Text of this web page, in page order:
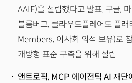
AAIF)⁠을 설립했다고 발표. 구글,
블룸버그, 클라우드플레어도 플
Members, 이사회 의석 보유)로
개방형 표준 구축을 위해 설립
앤트로픽, MCP 에이전틱 AI 재단